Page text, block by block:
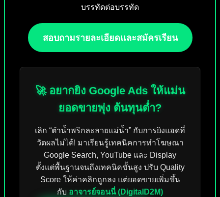
บรรทัดต่อบรรทัด
สอบถามรายละเอียดและสมัครเรียน
🚀 อยากยิง Google Ads ให้แม่น
ยอดขายพุ่ง ต้นทุนต่ำ?
เลิก “ตำน้ำพริกละลายแม่น้ำ” กับการยิงแอดที่
วัดผลไม่ได้! มาเรียนรู้เทคนิคการทำโฆษณา
Google Search, YouTube และ Display
ตั้งแต่พื้นฐานจนถึงเทคนิคขั้นสูง ปรับ Quality
Score ให้ค่าคลิกถูกลง แต่ยอดขายเพิ่มขึ้น
กับ อาจารย์จอนนี่ (DigitalD2M)